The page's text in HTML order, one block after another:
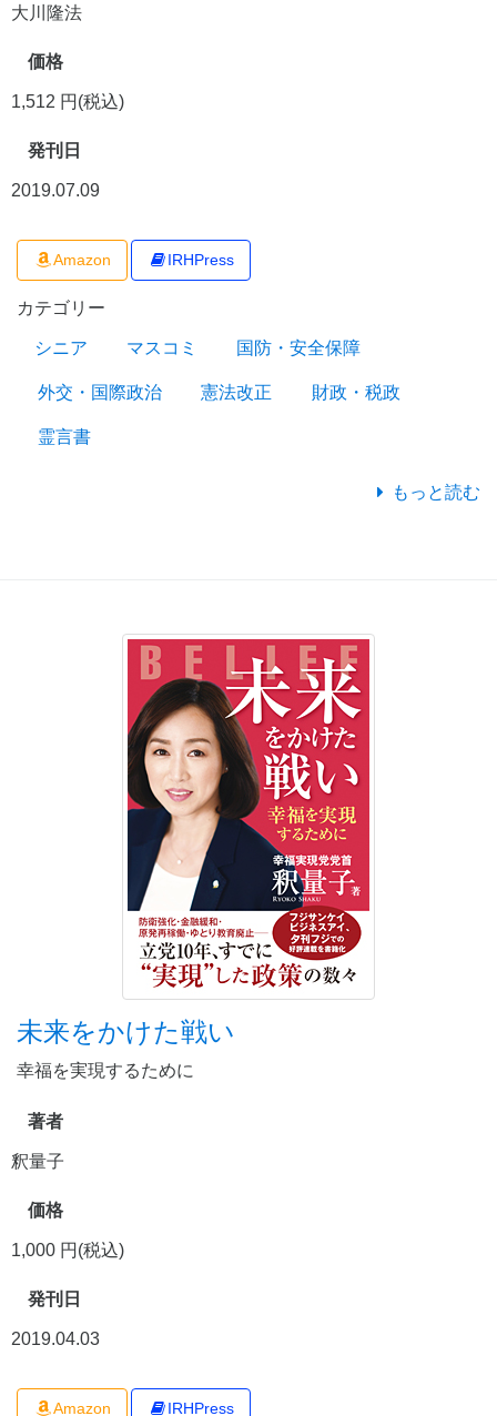
大川隆法
価格
1,512 円(税込)
発刊日
2019.07.09
Amazon IRHPress
カテゴリー
シニア マスコミ 国防・安全保障
外交・国際政治 憲法改正 財政・税政
霊言書
もっと読む
未来をかけた戦い
幸福を実現するために
著者
釈量子
価格
1,000 円(税込)
発刊日
2019.04.03
Amazon IRHPress